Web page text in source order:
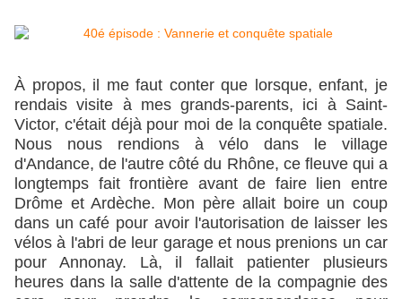
À propos, il me faut conter que lorsque, enfant, je
rendais visite à mes grands-parents, ici à Saint-
Victor, c'était déjà pour moi de la conquête spatiale.
Nous nous rendions à vélo dans le village
d'Andance, de l'autre côté du Rhône, ce fleuve qui a
longtemps fait frontière avant de faire lien entre
Drôme et Ardèche. Mon père allait boire un coup
dans un café pour avoir l'autorisation de laisser les
vélos à l'abri de leur garage et nous prenions un car
pour Annonay. Là, il fallait patienter plusieurs
heures dans la salle d'attente de la compagnie des